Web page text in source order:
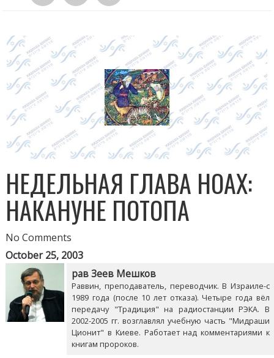
НЕДЕЛЬНАЯ ГЛАВА НОАХ:
НАКАНУНЕ ПОТОПА
No Comments
October 25, 2003
рав Зеев Мешков
Раввин, преподаватель, переводчик. В Израиле-с
1989 года (после 10 лет отказа). Четыре года вёл
передачу "Традиция" на радиостанции РЭКА. В
2002-2005 гг. возглавлял учебную часть "Мидраши
Ционит" в Киеве. Работает над комментариями к
книгам пророков.